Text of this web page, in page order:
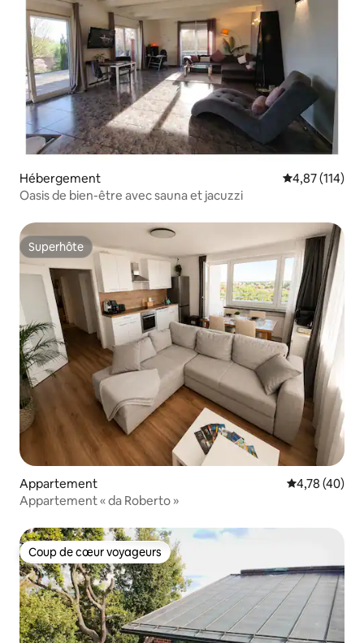
Hébergement Évaluation
4,87 (114)
Oasis de bien-être avec sauna et jacuzzi
Superhôte
Superhôte
Appartement Évaluation
4,78 (40)
Appartement « da Roberto »
Coup de cœur voyageurs
Coup de cœur voyageurs